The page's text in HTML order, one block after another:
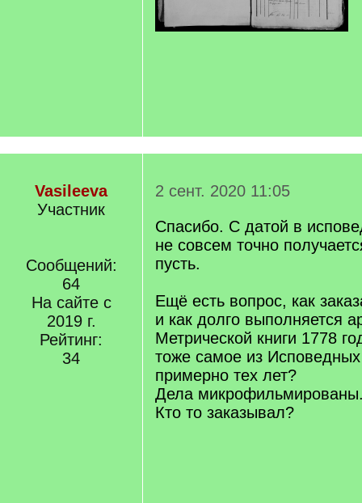
Vasileeva
Участник
Сообщений:
64
На сайте с
2019 г.
Рейтинг:
34
2 сент. 2020 11:05
Спасибо. С датой в
не совсем точно
пусть.
Ещё есть вопрос, как
и как долго выполняется
Метрической книги 1778
тоже самое из
примерно тех лет?
Дела
Кто то заказывал?